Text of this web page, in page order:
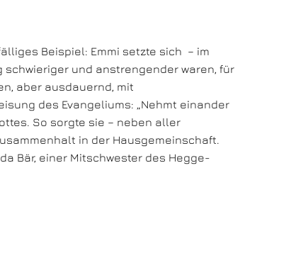
Beispiel: Emmi setzte sich – im
schwieriger und anstrengender waren, für
aber ausdauernd, mit
des Evangeliums: „Nehmt einander
So sorgte sie – neben aller
in der Hausgemeinschaft.
Bär, einer Mitschwester des Hegge-